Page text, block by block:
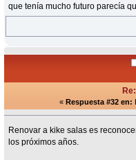
que tenía mucho futuro parecía
« Respuesta #32 en:
Renovar a kike salas es
los próximos años.